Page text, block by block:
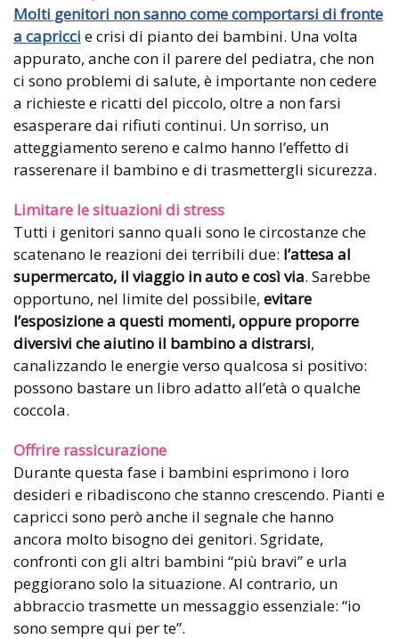
Molti genitori non sanno come comportarsi di fronte
a capricci e crisi di pianto dei bambini. Una volta
appurato, anche con il parere del pediatra, che non
ci sono problemi di salute, è importante non cedere
a richieste e ricatti del piccolo, oltre a non farsi
esasperare dai rifiuti continui. Un sorriso, un
atteggiamento sereno e calmo hanno l’effetto di
rasserenare il bambino e di trasmettergli sicurezza.
Limitare le situazioni di stress
Tutti i genitori sanno quali sono le circostanze che
scatenano le reazioni dei terribili due: l’attesa al
supermercato, il viaggio in auto e così via. Sarebbe
opportuno, nel limite del possibile, evitare
l’esposizione a questi momenti, oppure proporre
diversivi che aiutino il bambino a distrarsi,
canalizzando le energie verso qualcosa si positivo:
possono bastare un libro adatto all’età o qualche
coccola.
Offrire rassicurazione
Durante questa fase i bambini esprimono i loro
desideri e ribadiscono che stanno crescendo. Pianti e
capricci sono però anche il segnale che hanno
ancora molto bisogno dei genitori. Sgridate,
confronti con gli altri bambini “più bravi” e urla
peggiorano solo la situazione. Al contrario, un
abbraccio trasmette un messaggio essenziale: “io
sono sempre qui per te”.